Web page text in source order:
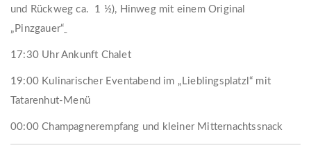
und Rückweg ca. 1 ½), Hinweg mit einem Original
„Pinzgauer“
17:30 Uhr Ankunft Chalet
19:00 Kulinarischer Eventabend im „Lieblingsplatzl“ mit
Tatarenhut-Menü
00:00 Champagnerempfang und kleiner Mitternachtssnack